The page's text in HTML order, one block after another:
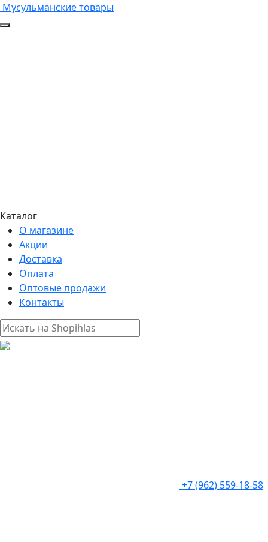
Мусульманские товары
Каталог
О магазине
Акции
Доставка
Оплата
Оптовые продажи
Контакты
+7 (962) 559-18-58